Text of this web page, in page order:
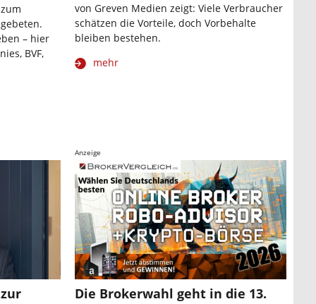
– hier
BVF,
von Greven Medien zeigt: Viele Verbraucher
schätzen die Vorteile, doch Vorbehalte
bleiben bestehen.
mehr
Anzeige
Die Brokerwahl geht in die 13.